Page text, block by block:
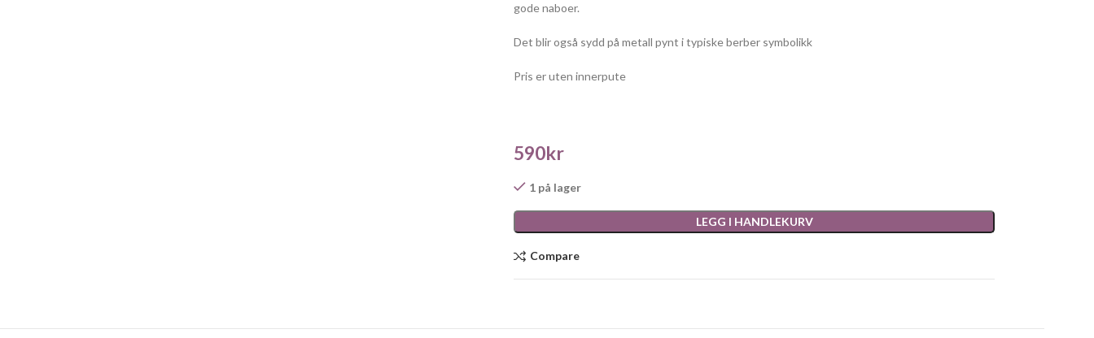
gode naboer.
Det blir også sydd på metall pynt i typiske berber symbolikk
Pris er uten innerpute
590kr
1 på lager
LEGG I HANDLEKURV
Compare